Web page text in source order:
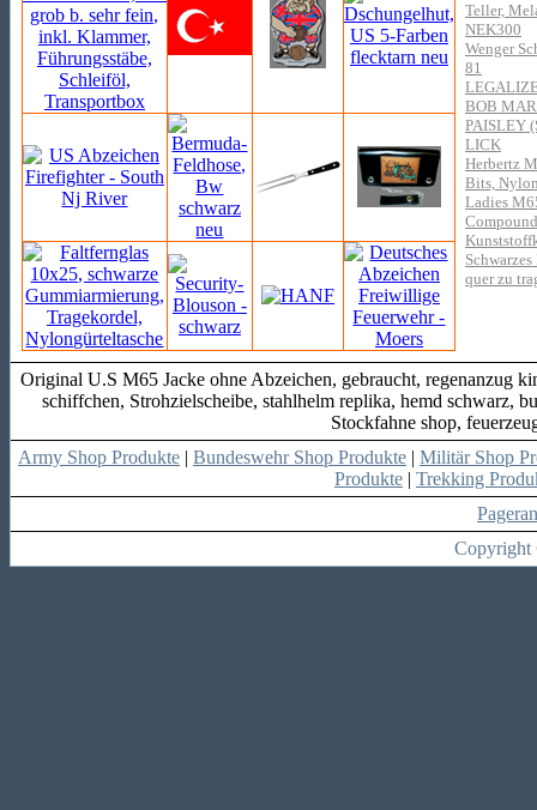
Teller,
NEK300
Wenger
81
BOB
PAISLEY
LICK
Herbertz
Bits,
Ladies
quer zu
Original U.S M65 Jacke ohne Abzeichen, gebraucht, regenanzug
schiffchen, Strohzielscheibe, stahlhelm replika, hemd schwarz,
Stockfahne shop,
Army Shop Produkte | Bundeswehr Shop Produkte | Militär Shop
Produkte | Trekking